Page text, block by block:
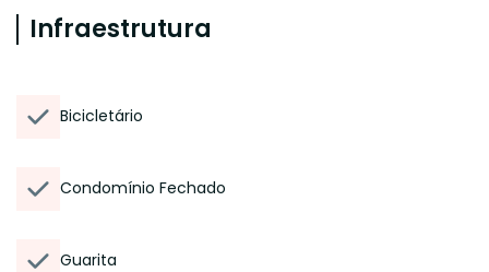
Infraestrutura
Bicicletário
Condomínio Fechado
Guarita